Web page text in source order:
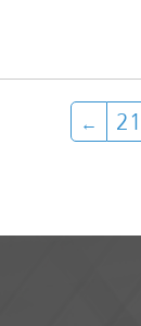
21